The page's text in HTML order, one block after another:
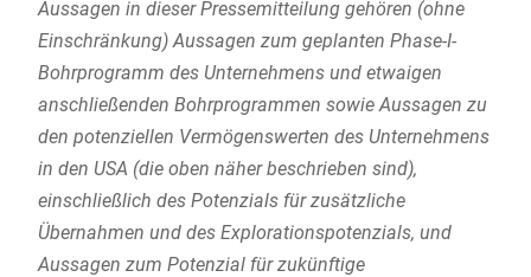
Aussagen in dieser Pressemitteilung gehören (ohne
Einschränkung) Aussagen zum geplanten Phase-I-
Bohrprogramm des Unternehmens und etwaigen
anschließenden Bohrprogrammen sowie Aussagen zu
den potenziellen Vermögenswerten des Unternehmens
in den USA (die oben näher beschrieben sind),
einschließlich des Potenzials für zusätzliche
Übernahmen und des Explorationspotenzials, und
Aussagen zum Potenzial für zukünftige